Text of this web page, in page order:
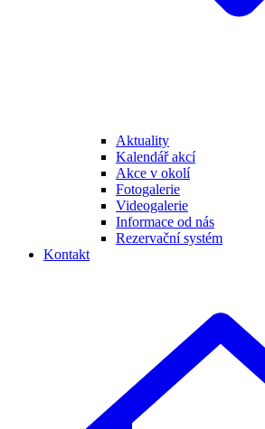
Aktuality
Kalendář akcí
Akce v okolí
Fotogalerie
Videogalerie
Informace od nás
Rezervační systém
Kontakt